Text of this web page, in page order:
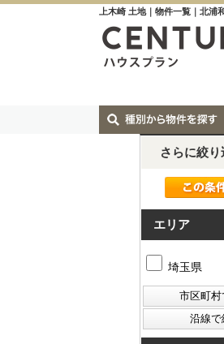
上木崎 土地｜物件一覧｜北浦
さらに絞
エリア
埼玉県